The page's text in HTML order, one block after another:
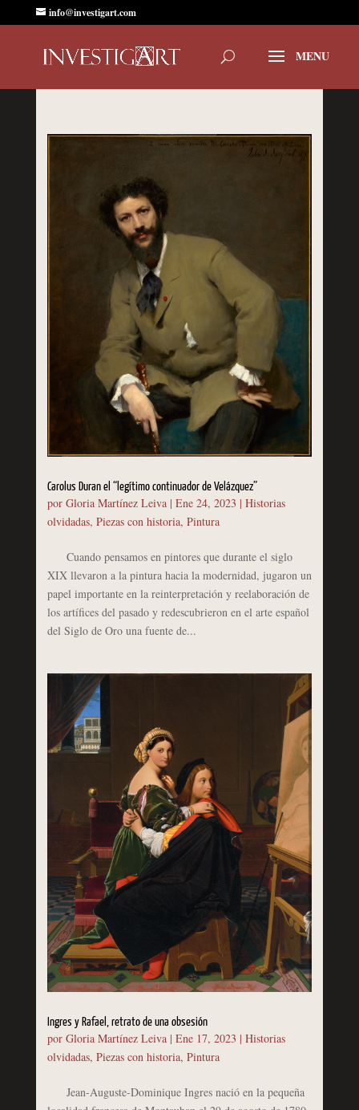
info@investigart.com
Carolus Duran el “legítimo continuador de Velázquez”
por Gloria Martínez Leiva| Ene 24, 2023 | Historias
olvidadas, Piezas con historia, Pintura
Cuando pensamos en pintores que durante el siglo
XIX llevaron a la pintura hacia la modernidad, jugaron un
papel importante en la reinterpretación y reelaboración de
los artífices del pasado y redescubrieron en el arte español
del Siglo de Oro una fuente de...
Ingres y Rafael, retrato de una obsesión
por Gloria Martínez Leiva| Ene 17, 2023 | Historias
olvidadas, Piezas con historia, Pintura
Jean-Auguste-Dominique Ingres nació en la pequeña